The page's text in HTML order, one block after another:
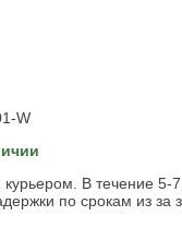
W
курьером. В течение 5-
по срокам из за